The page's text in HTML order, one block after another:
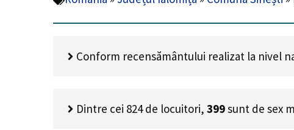
Conform recensământului realizat la nivel
Dintre cei 824 de locuitori, 399sunt de sex